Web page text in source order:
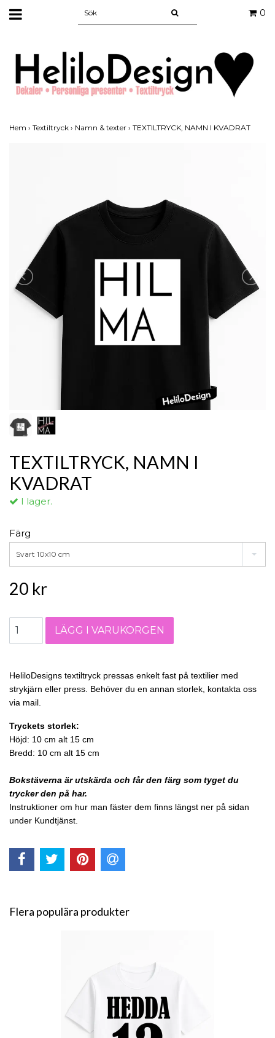
0
Hem › Textiltryck › Namn & texter › TEXTILTRYCK, NAMN I KVADRAT
TEXTILTRYCK, NAMN I
KVADRAT
I lager.
Färg
Svart 10x10 cm
20 kr
HeliloDesigns textiltryck pressas enkelt fast på textilier med
strykjärn eller press. Behöver du en annan storlek, kontakta oss
via mail.
Tryckets storlek:
Höjd: 10 cm alt 15 cm
Bredd: 10 cm alt 15 cm
Bokstäverna är utskärda och får den färg som tyget du
trycker den på har.
Instruktioner om hur man fäster dem finns längst ner på sidan
under Kundtjänst.
Flera populära produkter